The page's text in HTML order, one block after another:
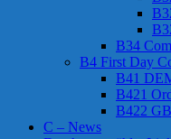
B34
B4 First Day
B41
B421
B422
C – News